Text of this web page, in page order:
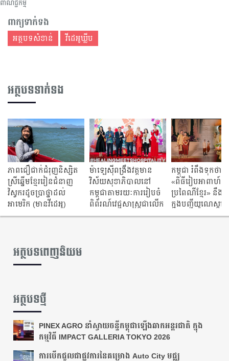
ពាណិជ្ជកម្ម
ពាក្យទាក់ទង
អត្ថបទសំខាន់ វីដេអូឃ្លីប
អត្ថបទទាក់ទង
ភាពជឿជាក់ជំរុញនិស្សិត
ស្រីឆ្នើមខ្មែររៀនជំនាញ
វិស្វករដូចប្រាថ្នាដល់
អាមេរិក (មានវីដេអូ)
ម៉ាឡេស៊ីពង្រឹងវត្តមាន
វិស័យសុខាភិបាលនៅ
កម្ពុជា​តាមរយៈការរៀបចំ
ពិព័រណ៍វេជ្ជសាស្ត្រជាលើក
ដំបូងរបស់​ខ្លួន
កម្ពុជា រំពឹងទុកថា
«ពិធីរៀបអាពាហ៍ពិ
ប្រពៃណីខ្មែរ» នឹងត្
ក្នុងបញ្ជីយូណេស្កូន
ឆ្នាំ២០២៦
អត្ថបទពេញនិយម
អត្ថបទថ្មី
PINEX AGRO នាំស្វាយចន្ទីកម្ពុជាឡើងឆាកអន្តរជាតិ ក្នុង
កម្មវិធី IMPACT GALLERIA TOKYO 2026
ការបើកជួលជាផ្លូវការនៃគម្រោង Auto City មជ្ឈ